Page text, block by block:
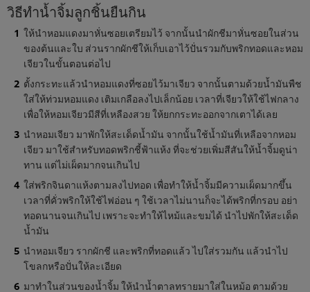
วิธีทำน้ำจิ้มลูกชิ้นยืนกิน
ให้นำหอมแดงมาหั่นซอยเตรียมไว้ จากนั้นนำผักชีมาหั่นซอยในส่วน
ของต้นและใบ ส่วนรากผักชีให้เก็บเอาไว้ปั่นรวมกับพริกทอดและหอม
เจียวในขั้นตอนต่อไป
ตั้งกระทะแล้วนำหอมแดงที่ซอยไว้มาเจียว จากนั้นตามด้วยน้ำมันพืช
ใส่ให้ท่วมหอมแดง เติมเกลือลงไปเล็กน้อย เวลาที่เจียวให้ใช้ไฟกลาง
เพื่อให้หอมเจียวมีสีที่เหลืองสวย ให้ยกกระทะออกจากเตาได้เลย
นำหอมเจียว มาพักให้สะเด็ดน้ำมัน จากนั้นใช้น้ำมันที่เหลือจากหอม
เจียว มาใช้สำหรับทอดพริกชี้ฟ้าแห้ง ที่จะช่วยเพิ่มสีสันให้น้ำจิ้มดูน่า
ทาน แต่ไม่เผ็ดมากจนเกินไป
ใส่พริกจินดาแห้งตามลงไปทอด เพื่อทำให้น้ำจิ้มมีความเผ็ดมากขึ้น
เวลาที่คั่วพริกให้ใช้ไฟอ่อน ๆ ใช้เวลาไม่นานก็จะได้พริกที่กรอบ อย่า
ทอดนานจนเกินไป เพราะจะทำให้ไหม้และขมได้ นำไปพักให้สะเด็ด
น้ำมัน
นำหอมเจียว รากผักชี และพริกที่ทอดแล้ว ไปใส่รวมกัน แล้วนำไป
โขลกหรือปั่นให้ละเอียด
มาทำในส่วนของน้ำจิ้ม ให้นำน้ำตาลทรายมาใส่ในหม้อ ตามด้วย